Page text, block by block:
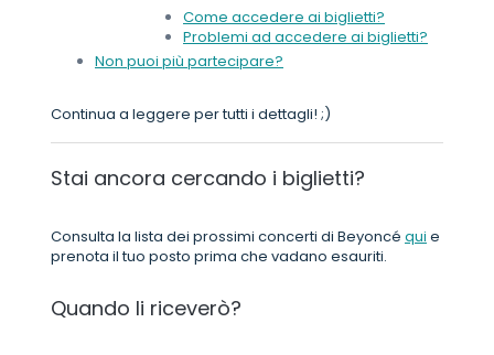
Come accedere ai biglietti?
Problemi ad accedere ai biglietti?
Non puoi più partecipare?
Continua a leggere per tutti i dettagli! ;)
Stai ancora cercando i biglietti?
Consulta la lista dei prossimi concerti di Beyoncé qui e
prenota il tuo posto prima che vadano esauriti.
Quando li riceverò?